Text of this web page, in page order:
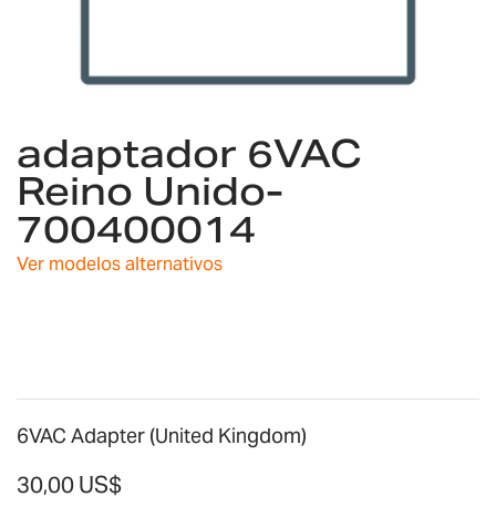
comienzo
de
la
galería
de
adaptador 6VAC
Reino Unido-
700400014
Ver modelos alternativos
6VAC Adapter (United Kingdom)
30,00 US$